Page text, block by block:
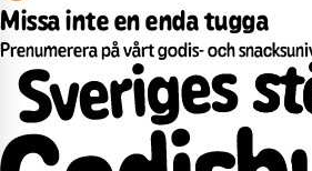
Missa inte en enda tugga
Prenumerera på vårt godis- och